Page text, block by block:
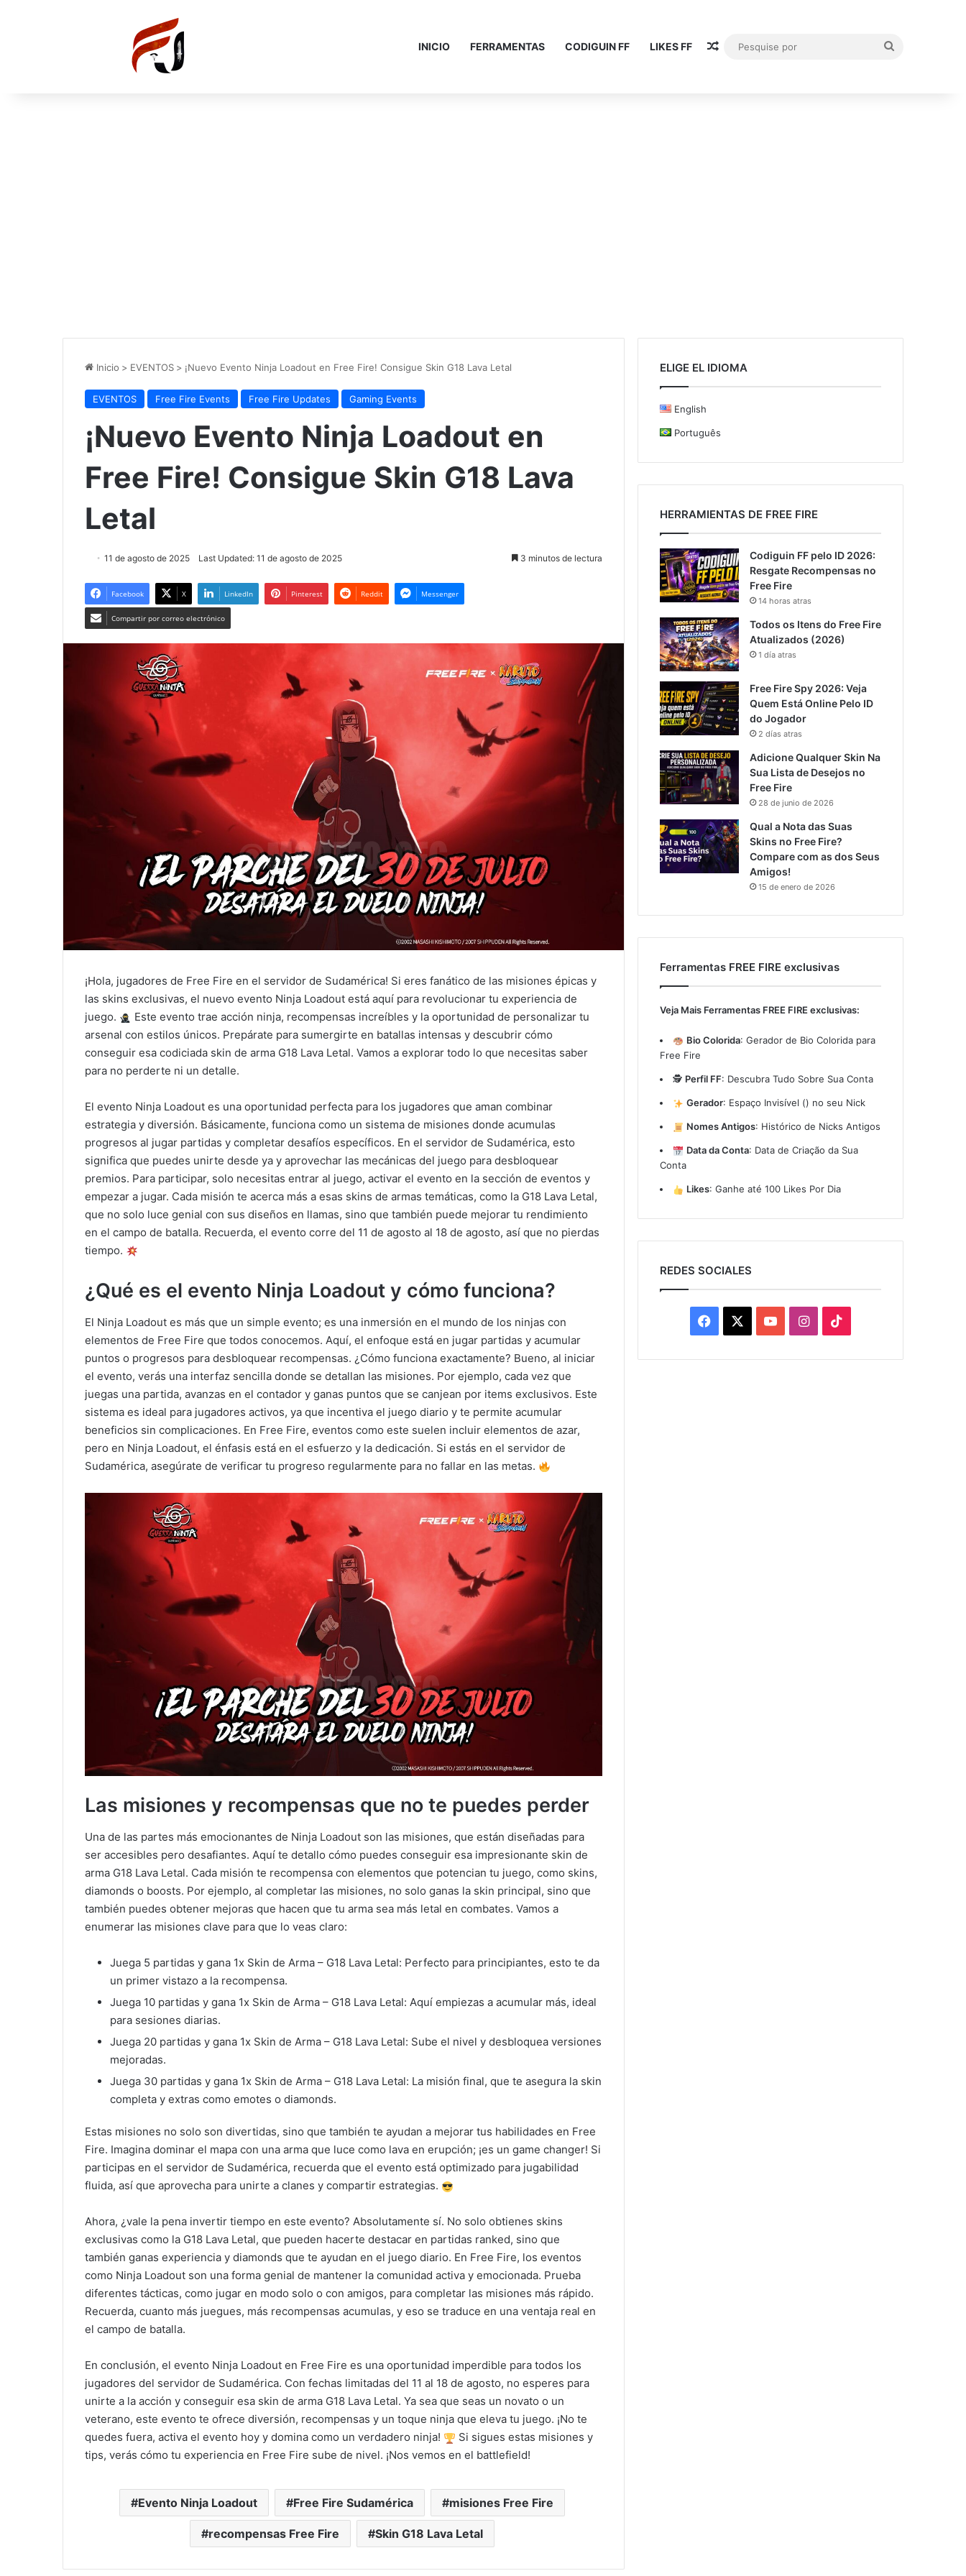
INICIO FERRAMENTAS CODIGUIN FF LIKES FF Publicación al azar
Inicio > EVENTOS > ¡Nuevo Evento Ninja Loadout en Free Fire! Consigue Skin G18 Lava Letal
EVENTOS Free Fire Events Free Fire Updates Gaming Events
¡Nuevo Evento Ninja Loadout en
Free Fire! Consigue Skin G18 Lava
Letal
11 de agosto de 2025 Last Updated: 11 de agosto de 2025 3 minutos de lectura
Facebook X LinkedIn Pinterest Reddit Messenger
Compartir por correo electrónico
¡Hola, jugadores de Free Fire en el servidor de Sudamérica! Si eres fanático de las misiones épicas y
las skins exclusivas, el nuevo evento Ninja Loadout está aquí para revolucionar tu experiencia de
juego.
Este evento trae acción ninja, recompensas increíbles y la oportunidad de personalizar tu
arsenal con estilos únicos. Prepárate para sumergirte en batallas intensas y descubrir cómo
conseguir esa codiciada skin de arma G18 Lava Letal. Vamos a explorar todo lo que necesitas saber
para no perderte ni un detalle.
El evento Ninja Loadout es una oportunidad perfecta para los jugadores que aman combinar
estrategia y diversión. Básicamente, funciona como un sistema de misiones donde acumulas
progresos al jugar partidas y completar desafíos específicos. En el servidor de Sudamérica, esto
significa que puedes unirte desde ya y aprovechar las mecánicas del juego para desbloquear
premios. Para participar, solo necesitas entrar al juego, activar el evento en la sección de eventos y
empezar a jugar. Cada misión te acerca más a esas skins de armas temáticas, como la G18 Lava Letal,
que no solo luce genial con sus diseños en llamas, sino que también puede mejorar tu rendimiento
en el campo de batalla. Recuerda, el evento corre del 11 de agosto al 18 de agosto, así que no pierdas
tiempo.
¿Qué es el evento Ninja Loadout y cómo funciona?
El Ninja Loadout es más que un simple evento; es una inmersión en el mundo de los ninjas con
elementos de Free Fire que todos conocemos. Aquí, el enfoque está en jugar partidas y acumular
puntos o progresos para desbloquear recompensas. ¿Cómo funciona exactamente? Bueno, al iniciar
el evento, verás una interfaz sencilla donde se detallan las misiones. Por ejemplo, cada vez que
juegas una partida, avanzas en el contador y ganas puntos que se canjean por items exclusivos. Este
sistema es ideal para jugadores activos, ya que incentiva el juego diario y te permite acumular
beneficios sin complicaciones. En Free Fire, eventos como este suelen incluir elementos de azar,
pero en Ninja Loadout, el énfasis está en el esfuerzo y la dedicación. Si estás en el servidor de
Sudamérica, asegúrate de verificar tu progreso regularmente para no fallar en las metas.
Las misiones y recompensas que no te puedes perder
Una de las partes más emocionantes de Ninja Loadout son las misiones, que están diseñadas para
ser accesibles pero desafiantes. Aquí te detallo cómo puedes conseguir esa impresionante skin de
arma G18 Lava Letal. Cada misión te recompensa con elementos que potencian tu juego, como skins,
diamonds o boosts. Por ejemplo, al completar las misiones, no solo ganas la skin principal, sino que
también puedes obtener mejoras que hacen que tu arma sea más letal en combates. Vamos a
enumerar las misiones clave para que lo veas claro:
Juega 5 partidas y gana 1x Skin de Arma – G18 Lava Letal: Perfecto para principiantes, esto te da
un primer vistazo a la recompensa.
Juega 10 partidas y gana 1x Skin de Arma – G18 Lava Letal: Aquí empiezas a acumular más, ideal
para sesiones diarias.
Juega 20 partidas y gana 1x Skin de Arma – G18 Lava Letal: Sube el nivel y desbloquea versiones
mejoradas.
Juega 30 partidas y gana 1x Skin de Arma – G18 Lava Letal: La misión final, que te asegura la skin
completa y extras como emotes o diamonds.
Estas misiones no solo son divertidas, sino que también te ayudan a mejorar tus habilidades en Free
Fire. Imagina dominar el mapa con una arma que luce como lava en erupción; ¡es un game changer! Si
participas en el servidor de Sudamérica, recuerda que el evento está optimizado para jugabilidad
fluida, así que aprovecha para unirte a clanes y compartir estrategias.
Ahora, ¿vale la pena invertir tiempo en este evento? Absolutamente sí. No solo obtienes skins
exclusivas como la G18 Lava Letal, que pueden hacerte destacar en partidas ranked, sino que
también ganas experiencia y diamonds que te ayudan en el juego diario. En Free Fire, los eventos
como Ninja Loadout son una forma genial de mantener la comunidad activa y emocionada. Prueba
diferentes tácticas, como jugar en modo solo o con amigos, para completar las misiones más rápido.
Recuerda, cuanto más juegues, más recompensas acumulas, y eso se traduce en una ventaja real en
el campo de batalla.
En conclusión, el evento Ninja Loadout en Free Fire es una oportunidad imperdible para todos los
jugadores del servidor de Sudamérica. Con fechas limitadas del 11 al 18 de agosto, no esperes para
unirte a la acción y conseguir esa skin de arma G18 Lava Letal. Ya sea que seas un novato o un
veterano, este evento te ofrece diversión, recompensas y un toque ninja que eleva tu juego. ¡No te
quedes fuera, activa el evento hoy y domina como un verdadero ninja!
Si sigues estas misiones y
tips, verás cómo tu experiencia en Free Fire sube de nivel. ¡Nos vemos en el battlefield!
Evento Ninja Loadout Free Fire Sudamérica misiones Free Fire
recompensas Free Fire Skin G18 Lava Letal
ELIGE EL IDIOMA
English
Português
HERRAMIENTAS DE FREE FIRE
Codiguin FF pelo ID 2026:
Resgate Recompensas no
Free Fire
14 horas atras
Todos os Itens do Free Fire
Atualizados (2026)
1 día atras
Free Fire Spy 2026: Veja
Quem Está Online Pelo ID
do Jogador
2 días atras
Adicione Qualquer Skin Na
Sua Lista de Desejos no
Free Fire
28 de junio de 2026
Qual a Nota das Suas
Skins no Free Fire?
Compare com as dos Seus
Amigos!
15 de enero de 2026
Ferramentas FREE FIRE exclusivas
Veja Mais Ferramentas FREE FIRE exclusivas:
Bio Colorida: Gerador de Bio Colorida para
Free Fire
🕵️ Perfil FF: Descubra Tudo Sobre Sua Conta
Gerador: Espaço Invisível (ㅤ) no seu Nick
Nomes Antigos: Histórico de Nicks Antigos
Data da Conta: Data de Criação da Sua
Conta
Likes: Ganhe até 100 Likes Por Dia
REDES SOCIALES
Facebook YouTubeInstagram